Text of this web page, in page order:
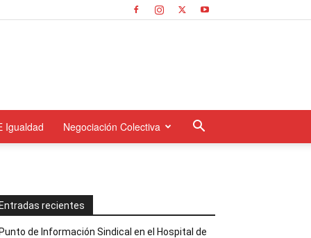
Igualdad Negociación Colectiva
Entradas recientes
Punto de Información Sindical en el Hospital de